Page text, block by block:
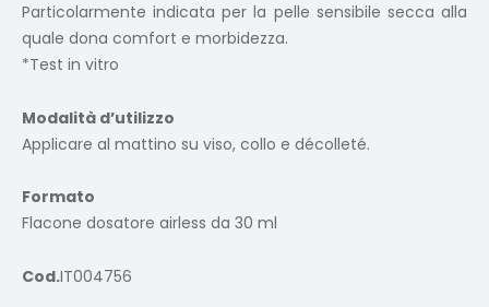
Particolarmente indicata per la pelle sensibile secca alla
quale dona comfort e morbidezza.
*Test in vitro
Modalità d’utilizzo
Applicare al mattino su viso, collo e décolleté.
Formato
Flacone dosatore airless da 30 ml
Cod.IT004756